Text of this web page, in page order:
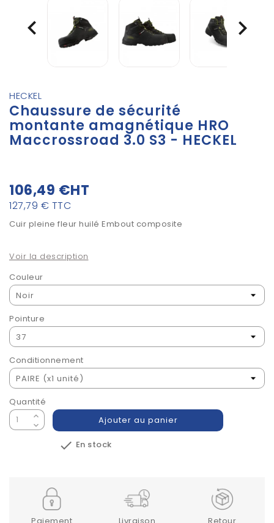
 
HECKEL
Chaussure de sécurité
montante amagnétique HRO
Maccrossroad 3.0 S3 - HECKEL
106,49 €HT
127,79 € TTC
Cuir pleine fleur huilé Embout composite
Voir la description
Couleur
Pointure
Conditionnement
Quantité
Ajouter au panier
 En stock
Paiement
Livraison
Retour